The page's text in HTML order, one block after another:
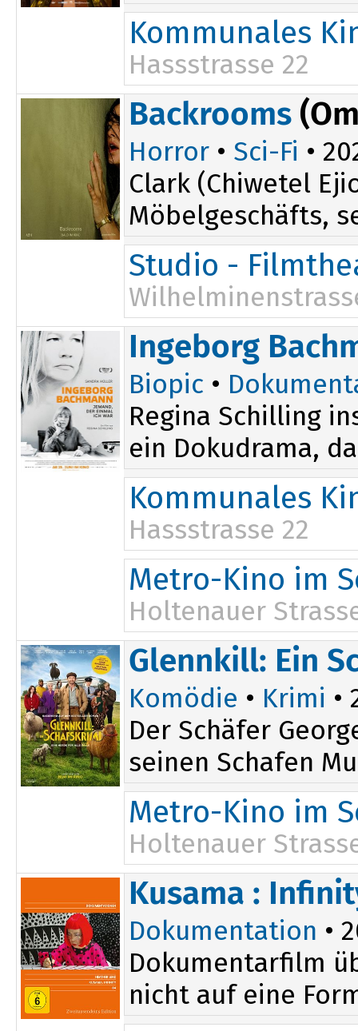
Kommunales
Hassstrasse 22
Backrooms
Horror • Sci-Fi •
Clark (Chiwetel
Möbelgeschäfts,
Studio -
Ingeborg
Biopic •
Regina Schilling
ein Dokudrama,
Kommunales
Hassstrasse 22
Metro-Kino im
Holtenauer
Glennkill: Ein
Komödie • Krimi •
Der Schäfer
seinen Schafen
Metro-Kino im
Holtenauer
Kusama :
Dokumentation •
Dokumentarfilm
nicht auf eine